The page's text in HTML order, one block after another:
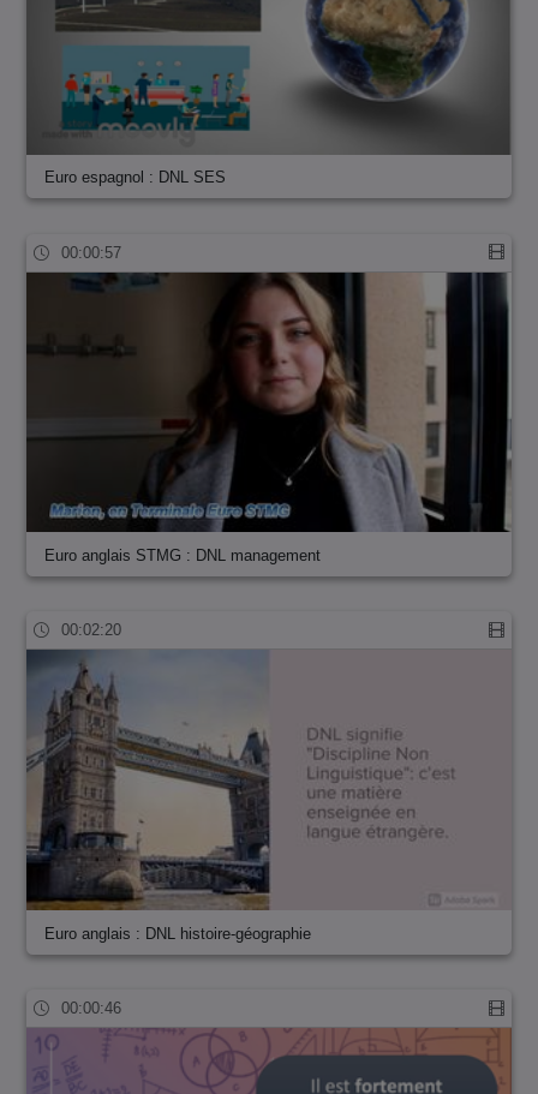
Euro espagnol : DNL SES
00:00:57
Euro anglais STMG : DNL management
00:02:20
Euro anglais : DNL histoire-géographie
00:00:46